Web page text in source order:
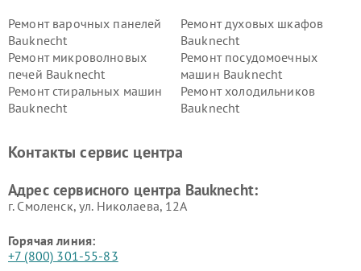
Ремонт варочных панелей
Bauknecht
Ремонт духовых шкафов
Bauknecht
Ремонт микроволновых
печей Bauknecht
Ремонт посудомоечных
машин Bauknecht
Ремонт стиральных машин
Bauknecht
Ремонт холодильников
Bauknecht
Контакты сервис центра
Адрес сервисного центра Bauknecht:
г. Смоленск, ул. Николаева, 12А
Горячая линия:
+7 (800) 301-55-83